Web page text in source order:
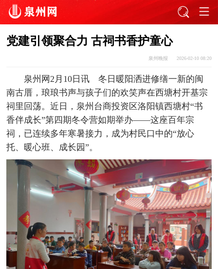
党建引领聚合力 古祠书香护童心
泉州晚报 2026-02-10 08:20
泉州网2月10日讯 冬日暖阳洒进修缮一新的闽
南古厝，琅琅书声与孩子们的欢笑声在西塘村开基宗
祠里回荡。近日，泉州台商投资区洛阳镇西塘村“书
香伴成长”第四期冬令营如期举办——这座百年宗
祠，已连续多年寒暑接力，成为村民口中的“放心
托、暖心班、成长园”。